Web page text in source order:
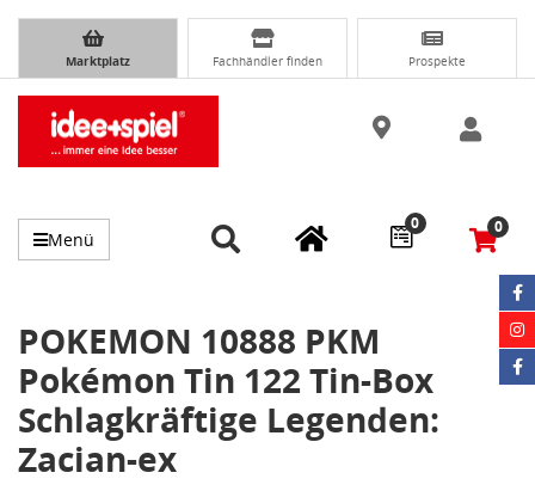
Marktplatz Fachhändler finden Prospekte
Menü
0 0
POKEMON 10888 PKM
Pokémon Tin 122 Tin-Box
Schlagkräftige Legenden:
Zacian-ex